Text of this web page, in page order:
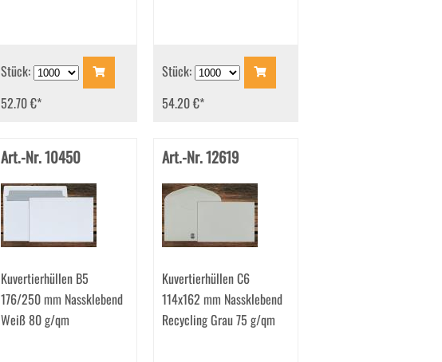
Stück:
52.70 €*
Stück:
54.20 €*
Art.-Nr. 10450
Kuvertierhüllen B5
176/250 mm Nassklebend
Weiß 80 g/qm
Art.-Nr. 12619
Kuvertierhüllen C6
114x162 mm Nassklebend
Recycling Grau 75 g/qm